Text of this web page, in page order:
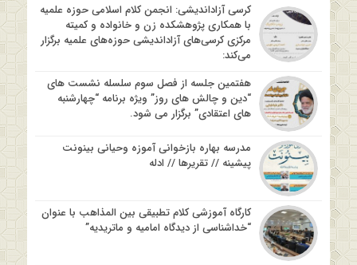
کرسی آزاداندیشی: انجمن کلام اسلامی حوزه علمیه
با همکاری پژوهشکده زن و خانواده و کمیته
مرکزی کرسی‌های آزاداندیشی حوزه‌های علمیه برگزار
می‌کند:
هفتمین جلسه از فصل سوم سلسله نشست های
“دین و چالش های روز” ویژه برنامه “چهارشنبه
های اعتقادی” برگزار می شود.
مدرسه بهاره بازخوانی آموزه وحیانی بینونت
پیشینه // تقریرها // ادله
کارگاه آموزشی کلام تطبیقی بین المذاهب با عنوان
“خداشناسی از دیدگاه امامیه و ماتریدیه”